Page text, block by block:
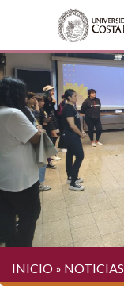
INICIO » NOTICIAS